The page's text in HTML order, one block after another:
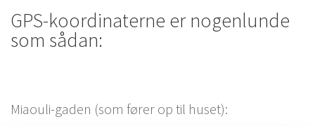
GPS-koordinaterne er nogenlunde
som sådan:
Miaouli-gaden (som fører op til huset):